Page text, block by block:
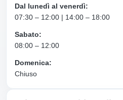
Dal lunedì al venerdì:
07:30 – 12:00 | 14:00 – 18:00
Sabato:
08:00 – 12:00
Domenica:
Chiuso